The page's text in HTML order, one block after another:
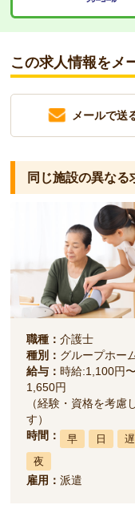
この求人情報をメ
メールで送
同じ施設の異な
職種：介護士
種別： グループホー
給与：時給:1,100円〜
1,650円
（経験・資格を考慮
す）
時間： 早 日
遅
夜
雇用：派遣